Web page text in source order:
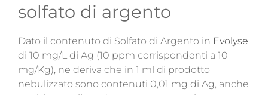
solfato di argento
Dato il contenuto di Solfato di Argento in Evolyse
di 10 mg/L di Ag (10 ppm corrispondenti a 10
mg/Kg), ne deriva che in 1 ml di prodotto
nebulizzato sono contenuti 0,01 mg di Ag, anche